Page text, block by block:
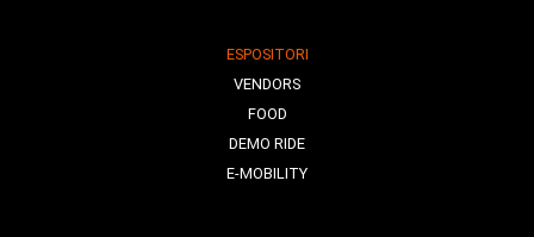
ESPOSITORI
VENDORS
FOOD
DEMO RIDE
E-MOBILITY